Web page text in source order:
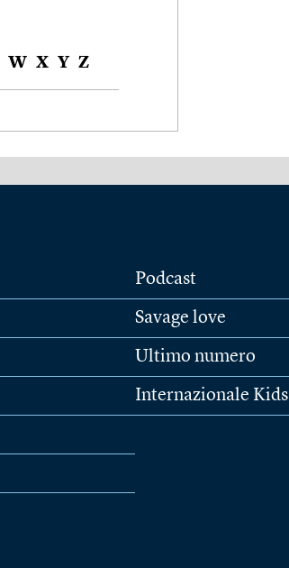
W X Y Z
Podcast
Savage love
Ultimo numero
Internazionale Kids